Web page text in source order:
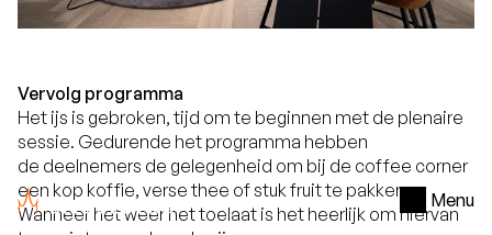
Menu
Vervolg programma
Het ijs is gebroken, tijd om te beginnen met de plenaire
sessie. Gedurende het programma hebben
de deelnemers de gelegenheid om bij de coffee corner
een kop koffie, verse thee of stuk fruit te pakken.
Wanneer het weer het toelaat is het heerlijk om hiervan